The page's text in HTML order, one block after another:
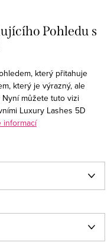
Pohledu s
který přitahuje
který je výrazný, ale
můžete tuto vizi
Luxury Lashes 5D
informací